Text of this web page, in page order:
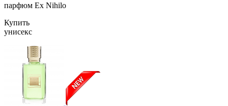
парфюм Ex Nihilo
Купить
унисекс